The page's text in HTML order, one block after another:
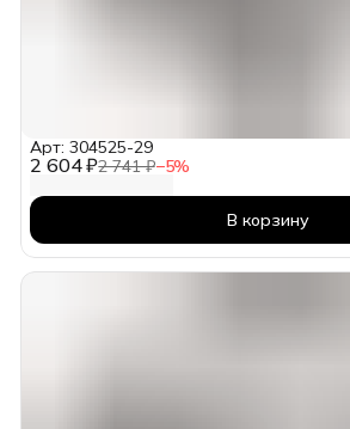
2 604 ₽2 741 ₽−5%
Арт: 304525-29
В корзину